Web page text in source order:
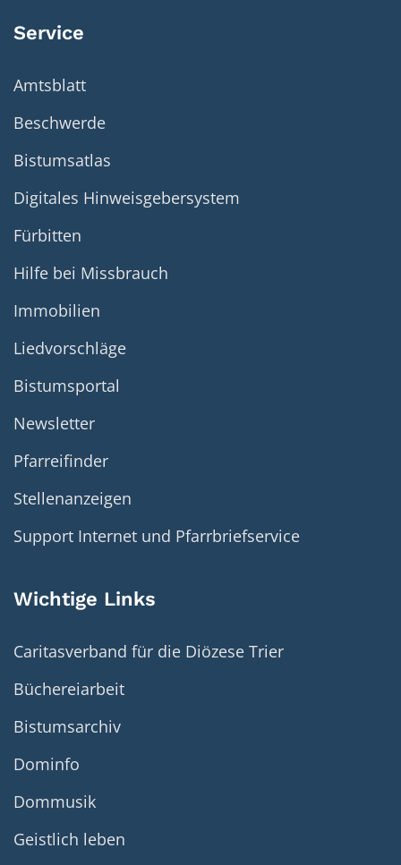
Service
Amtsblatt
Beschwerde
Bistumsatlas
Digitales Hinweisgebersystem
Fürbitten
Hilfe bei Missbrauch
Immobilien
Liedvorschläge
Bistumsportal
Newsletter
Pfarreifinder
Stellenanzeigen
Support Internet und Pfarrbriefservice
Wichtige Links
Caritasverband für die Diözese Trier
Büchereiarbeit
Bistumsarchiv
Dominfo
Dommusik
Geistlich leben